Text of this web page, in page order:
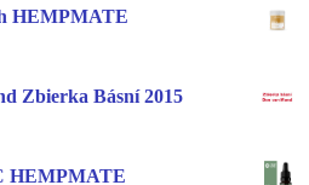
HEMPMATE
Zbierka Básní 2015
HEMPMATE